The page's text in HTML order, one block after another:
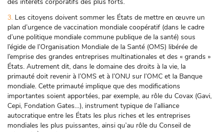
des intérêts corporatifs des plus forts.
3. Les citoyens doivent sommer les États de mettre en œuvre un
plan d’urgence de vaccination mondiale coopératif (dans le cadre
d’une politique mondiale commune publique de la santé) sous
l’égide de l’Organisation Mondiale de la Santé (OMS) libérée de
l’emprise des grandes entreprises multinationales et des « grands »
États. Autrement dit, dans le domaine des droits à la vie, la
primauté doit revenir à l’OMS et à l’ONU sur l’OMC et la Banque
mondiale. Cette primauté implique que des modifications
importantes soient apportées, par exemple, au rôle du Covax (Gavi,
Cepi, Fondation Gates…), instrument typique de l’alliance
autocratique entre les États les plus riches et les entreprises
mondiales les plus puissantes, ainsi qu’au rôle du Conseil de